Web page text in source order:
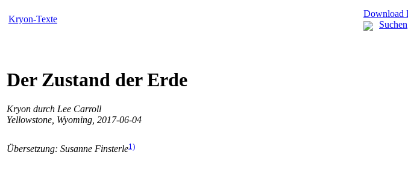
Kryon-Texte
Download
Suchen
Der Zustand der Erde
Kryon durch Lee Carroll
Yellowstone, Wyoming, 2017-06-04
Übersetzung: Susanne Finsterle1)